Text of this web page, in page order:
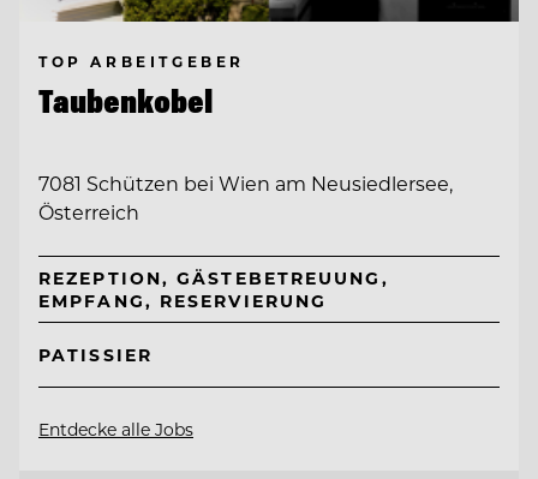
TOP ARBEITGEBER
Taubenkobel
7081 Schützen bei Wien am Neusiedlersee,
Österreich
REZEPTION, GÄSTEBETREUUNG,
EMPFANG, RESERVIERUNG
PATISSIER
Entdecke alle Jobs